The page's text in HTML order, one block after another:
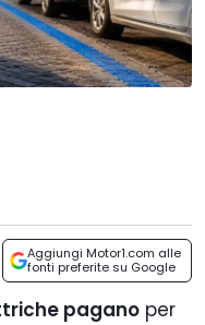
Aggiungi Motor1.com alle
fonti preferite su Google
pagano per